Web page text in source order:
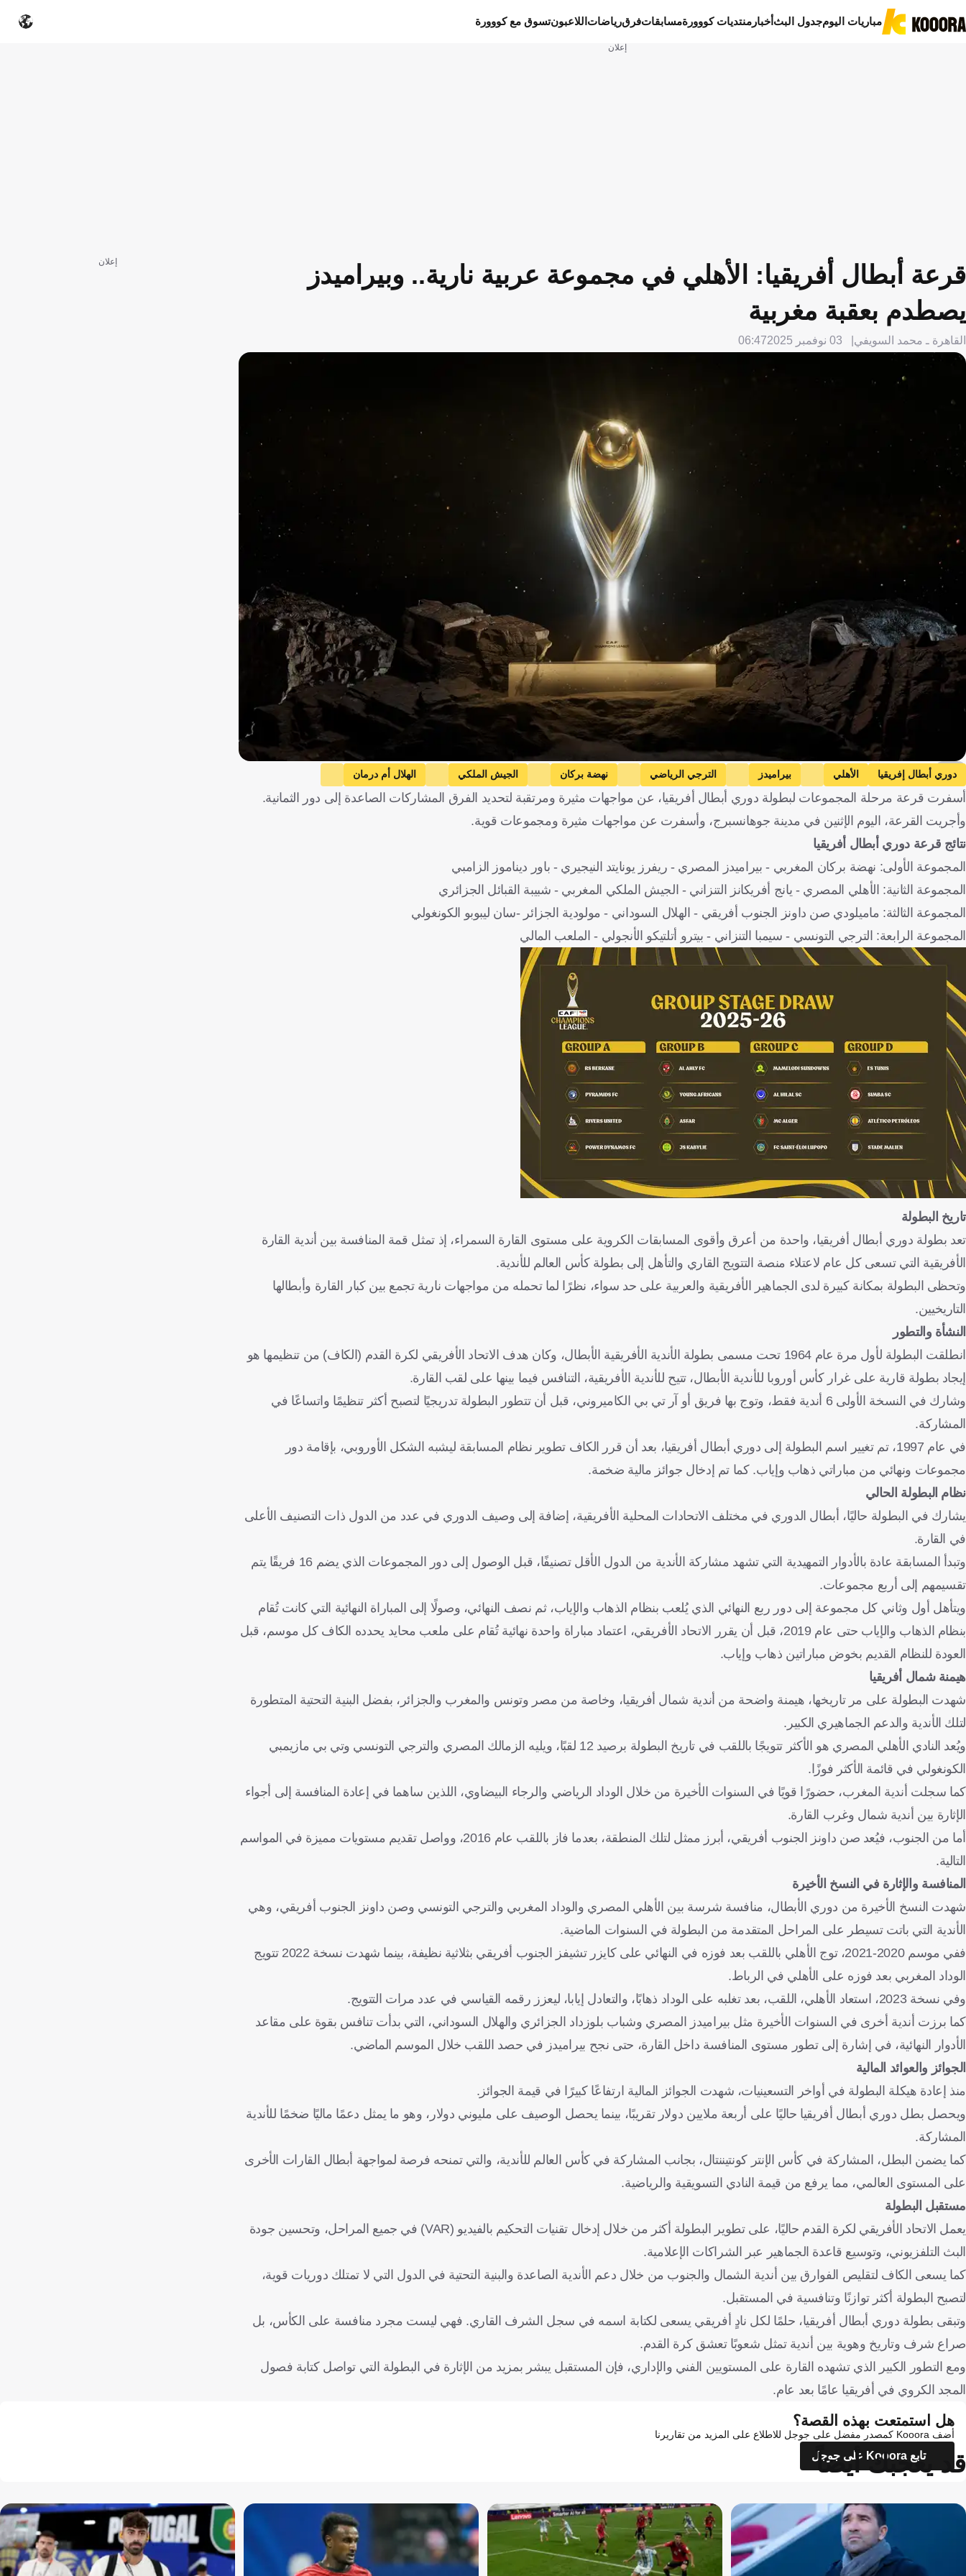
مباريات اليومجدول البثأخبار منتديات كووورةمسابقاتفرقرياضات اللاعبونتسوق مع كووورة
إعلان
قرعة أبطال أفريقيا: الأهلي في مجموعة عربية نارية.. وبيراميدز
يصطدم بعقبة مغربية
القاهرة ـ محمد السويفي 03 نوفمبر 2025 06:47
دوري أبطال إفريقيا الأهلي بيراميدز الترجي الرياضي نهضة بركان الجيش الملكي
الهلال أم درمان
مولودية الجزائر
ماميلودي صن داونز سيمبا يانج افريكانز شبيبة القبائل ريفرز يونايتد مصر تونس
المغرب
الجزائر
كرة قدم
أسفرت قرعة مرحلة المجموعات لبطولة دوري أبطال أفريقيا، عن مواجهات مثيرة ومرتقبة لتحديد الفرق المشاركات الصاعدة إلى دور الثمانية.
وأجريت القرعة، اليوم الإثنين في مدينة جوهانسبرج، وأسفرت عن مواجهات مثيرة ومجموعات قوية.
نتائج قرعة دوري أبطال أفريقيا
المجموعة الأولى: نهضة بركان المغربي - بيراميدز المصري - ريفرز يونايتد النيجيري - باور ديناموز الزامبي
المجموعة الثانية: الأهلي المصري - يانج أفريكانز التنزاني - الجيش الملكي المغربي - شبيبة القبائل الجزائري
المجموعة الثالثة: ماميلودي صن داونز الجنوب أفريقي - الهلال السوداني - مولودية الجزائر -سان ليبوبو الكونغولي
المجموعة الرابعة: الترجي التونسي - سيمبا التنزاني - بيترو أتلتيكو الأنجولي - الملعب المالي
تاريخ البطولة
تعد بطولة دوري أبطال أفريقيا، واحدة من أعرق وأقوى المسابقات الكروية على مستوى القارة السمراء، إذ تمثل قمة المنافسة بين أندية القارة
الأفريقية التي تسعى كل عام لاعتلاء منصة التتويج القاري والتأهل إلى بطولة كأس العالم للأندية.
وتحظى البطولة بمكانة كبيرة لدى الجماهير الأفريقية والعربية على حد سواء، نظرًا لما تحمله من مواجهات نارية تجمع بين كبار القارة وأبطالها
التاريخيين.
النشأة والتطور
انطلقت البطولة لأول مرة عام 1964 تحت مسمى بطولة الأندية الأفريقية الأبطال، وكان هدف الاتحاد الأفريقي لكرة القدم (الكاف) من تنظيمها هو
إيجاد بطولة قارية على غرار كأس أوروبا للأندية الأبطال، تتيح للأندية الأفريقية، التنافس فيما بينها على لقب القارة.
وشارك في النسخة الأولى 6 أندية فقط، وتوج بها فريق أو آر تي بي الكاميروني، قبل أن تتطور البطولة تدريجيًا لتصبح أكثر تنظيمًا واتساعًا في
المشاركة.
في عام 1997، تم تغيير اسم البطولة إلى دوري أبطال أفريقيا، بعد أن قرر الكاف تطوير نظام المسابقة ليشبه الشكل الأوروبي، بإقامة دور
مجموعات ونهائي من مباراتي ذهاب وإياب. كما تم إدخال جوائز مالية ضخمة.
نظام البطولة الحالي
يشارك في البطولة حاليًا، أبطال الدوري في مختلف الاتحادات المحلية الأفريقية، إضافة إلى وصيف الدوري في عدد من الدول ذات التصنيف الأعلى
في القارة.
وتبدأ المسابقة عادة بالأدوار التمهيدية التي تشهد مشاركة الأندية من الدول الأقل تصنيفًا، قبل الوصول إلى دور المجموعات الذي يضم 16 فريقًا يتم
تقسيمهم إلى أربع مجموعات.
ويتأهل أول وثاني كل مجموعة إلى دور ربع النهائي الذي يُلعب بنظام الذهاب والإياب، ثم نصف النهائي، وصولًا إلى المباراة النهائية التي كانت تُقام
بنظام الذهاب والإياب حتى عام 2019، قبل أن يقرر الاتحاد الأفريقي، اعتماد مباراة واحدة نهائية تُقام على ملعب محايد يحدده الكاف كل موسم، قبل
العودة للنظام القديم بخوض مباراتين ذهاب وإياب.
هيمنة شمال أفريقيا
شهدت البطولة على مر تاريخها، هيمنة واضحة من أندية شمال أفريقيا، وخاصة من مصر وتونس والمغرب والجزائر، بفضل البنية التحتية المتطورة
لتلك الأندية والدعم الجماهيري الكبير.
ويُعد النادي الأهلي المصري هو الأكثر تتويجًا باللقب في تاريخ البطولة برصيد 12 لقبًا، ويليه الزمالك المصري والترجي التونسي وتي بي مازيمبي
الكونغولي في قائمة الأكثر فوزًا.
كما سجلت أندية المغرب، حضورًا قويًا في السنوات الأخيرة من خلال الوداد الرياضي والرجاء البيضاوي، اللذين ساهما في إعادة المنافسة إلى أجواء
الإثارة بين أندية شمال وغرب القارة.
أما من الجنوب، فيُعد صن داونز الجنوب أفريقي، أبرز ممثل لتلك المنطقة، بعدما فاز باللقب عام 2016، وواصل تقديم مستويات مميزة في المواسم
التالية.
المنافسة والإثارة في النسخ الأخيرة
شهدت النسخ الأخيرة من دوري الأبطال، منافسة شرسة بين الأهلي المصري والوداد المغربي والترجي التونسي وصن داونز الجنوب أفريقي، وهي
الأندية التي باتت تسيطر على المراحل المتقدمة من البطولة في السنوات الماضية.
ففي موسم 2020-2021، توج الأهلي باللقب بعد فوزه في النهائي على كايزر تشيفز الجنوب أفريقي بثلاثية نظيفة، بينما شهدت نسخة 2022 تتويج
الوداد المغربي بعد فوزه على الأهلي في الرباط.
وفي نسخة 2023، استعاد الأهلي، اللقب، بعد تغلبه على الوداد ذهابًا، والتعادل إيابا، ليعزز رقمه القياسي في عدد مرات التتويج.
كما برزت أندية أخرى في السنوات الأخيرة مثل بيراميدز المصري وشباب بلوزداد الجزائري والهلال السوداني، التي بدأت تنافس بقوة على مقاعد
الأدوار النهائية، في إشارة إلى تطور مستوى المنافسة داخل القارة، حتى نجح بيراميدز في حصد اللقب خلال الموسم الماضي.
الجوائز والعوائد المالية
منذ إعادة هيكلة البطولة في أواخر التسعينيات، شهدت الجوائز المالية ارتفاعًا كبيرًا في قيمة الجوائز.
ويحصل بطل دوري أبطال أفريقيا حاليًا على أربعة ملايين دولار تقريبًا، بينما يحصل الوصيف على مليوني دولار، وهو ما يمثل دعمًا ماليًا ضخمًا للأندية
المشاركة.
كما يضمن البطل، المشاركة في كأس الإنتر كونتيننتال، بجانب المشاركة في كأس العالم للأندية، والتي تمنحه فرصة لمواجهة أبطال القارات الأخرى
على المستوى العالمي، مما يرفع من قيمة النادي التسويقية والرياضية.
مستقبل البطولة
يعمل الاتحاد الأفريقي لكرة القدم حاليًا، على تطوير البطولة أكثر من خلال إدخال تقنيات التحكيم بالفيديو (VAR) في جميع المراحل، وتحسين جودة
البث التلفزيوني، وتوسيع قاعدة الجماهير عبر الشراكات الإعلامية.
كما يسعى الكاف لتقليص الفوارق بين أندية الشمال والجنوب من خلال دعم الأندية الصاعدة والبنية التحتية في الدول التي لا تمتلك دوريات قوية،
لتصبح البطولة أكثر توازنًا وتنافسية في المستقبل.
وتبقى بطولة دوري أبطال أفريقيا، حلمًا لكل نادٍ أفريقي يسعى لكتابة اسمه في سجل الشرف القاري. فهي ليست مجرد منافسة على الكأس، بل
صراع شرف وتاريخ وهوية بين أندية تمثل شعوبًا تعشق كرة القدم.
ومع التطور الكبير الذي تشهده القارة على المستويين الفني والإداري، فإن المستقبل يبشر بمزيد من الإثارة في البطولة التي تواصل كتابة فصول
المجد الكروي في أفريقيا عامًا بعد عام.
إعلان
هل استمتعت بهذه القصة؟
أضف Kooora كمصدر مفضل على جوجل للاطلاع على المزيد من تقاريرنا
تابع Kooora على جوجل
قد يعجبك أيضاً